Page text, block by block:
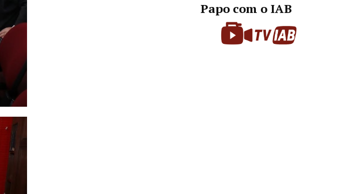
Papo com o IAB